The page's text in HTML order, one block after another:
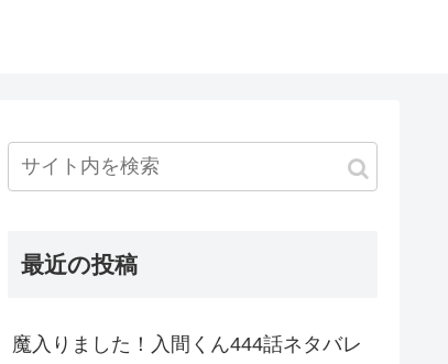
最近の投稿
魔入りました！入間くん444話ネタバレ